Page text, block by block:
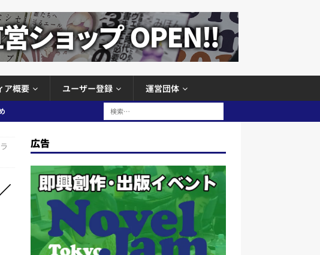
ア概要 ユーザー登録 運営団体
ュ
と
義
ま
広告